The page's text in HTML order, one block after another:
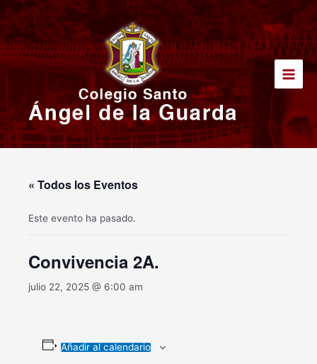
al
contenido
Main
« Todos los Eventos
Este evento ha pasado.
Convivencia 2A.
julio 22, 2025 @ 6:00 am
Añadir al calendario